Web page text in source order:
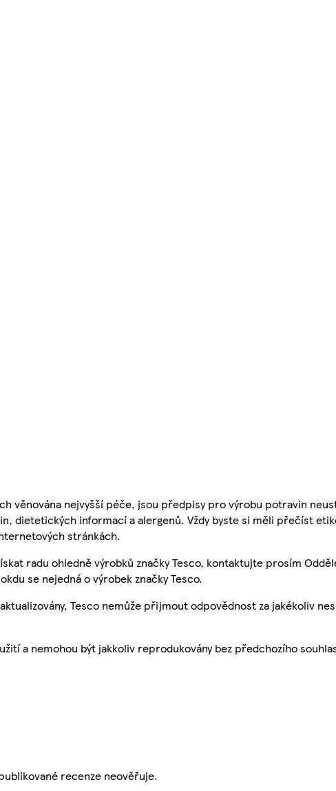
věnována nejvyšší péče, jsou předpisy pro výrobu potravin
dietetických informací a alergenů. Vždy byste si měli přečíst
stránkách.
radu ohledně výrobků značky Tesco, kontaktujte prosím
se nejedná o výrobek značky Tesco.
Tesco nemůže přijmout odpovědnost za jakékoliv
a nemohou být jakkoliv reprodukovány bez předchozího
recenze neověřuje.